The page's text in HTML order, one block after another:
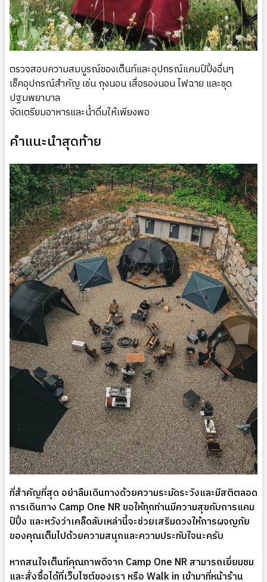
ตรวจสอบความสมบูรณ์ของเต็นท์และอุปกรณ์แคมป์ปิ้งอื่นๆ
เช็คอุปกรณ์สำคัญ เช่น ถุงนอน เสื่อรองนอน ไฟฉาย และชุด
ปฐมพยาบาล
จัดเตรียมอาหารและน้ำดื่มให้เพียงพอ
คำแนะนำสุดท้าย
ที่สำคัญที่สุด อย่าลืมเดินทางด้วยความระมัดระวังและมีสติตลอด
การเดินทาง Camp One NR ขอให้ทุกท่านมีความสุขกับการแคม
ป์ปิ้ง และหวังว่าเคล็ดลับเหล่านี้จะช่วยเสริมดวงให้การผจญภัย
ของคุณเต็มไปด้วยความสนุกและความประทับใจนะครับ
หากสนใจเต็นท์คุณภาพดีจาก Camp One NR สามารถเยี่ยมชม
และสั่งซื้อได้ที่เว็บไซต์ของเรา หรือ Walk in เข้ามาที่หน้าร้าน